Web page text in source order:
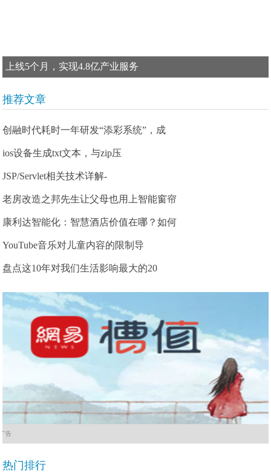
上线5个月，实现4.8亿产业服务
推荐文章
创融时代耗时一年研发“添彩系统”，成
ios设备生成txt文本，与zip压
JSP/Servlet相关技术详解-
老房改造之邦先生让父母也用上智能窗帘
康利达智能化：智慧酒店价值在哪？如何
YouTube音乐对儿童内容的限制导
盘点这10年对我们生活影响最大的20
广告
热门排行